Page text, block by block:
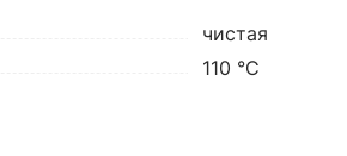
чистая
110 °C